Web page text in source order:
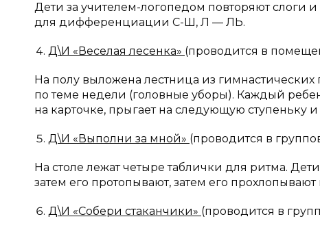
Дети за учителем-логопедом повторяют слоги
для дифференциации С-Ш, Л — ЛЬ.
Д\И «Веселая лесенка» (проводится в
На полу выложена лестница из
по теме недели (головные уборы). Каждый
на карточке, прыгает на следующую ступеньку и
Д\И «Выполни за мной» (проводится в
На столе лежат четыре таблички для ритма.
затем его протопывают, затем его
Д\И «Собери стаканчики» (проводится в